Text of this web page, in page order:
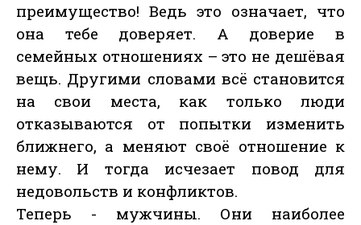
преимущество! Ведь это означает, что
она тебе доверяет. А доверие в
семейных отношениях – это не дешёвая
вещь. Другими словами всё становится
на свои места, как только люди
отказываются от попытки изменить
ближнего, а меняют своё отношение к
нему. И тогда исчезает повод для
недовольств и конфликтов.
Теперь - мужчины. Они наиболее